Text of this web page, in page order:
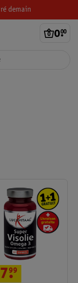
demain
0.
00
.
99